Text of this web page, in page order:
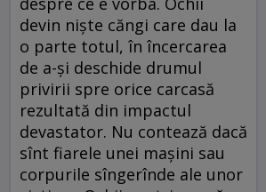
devin niște căngi care dau la
o parte totul, în încercarea
de a-și deschide drumul
privirii spre orice carcasă
rezultată din impactul
devastator. Nu contează dacă
sînt fiarele unei mașini sau
corpurile sîngerînde ale unor